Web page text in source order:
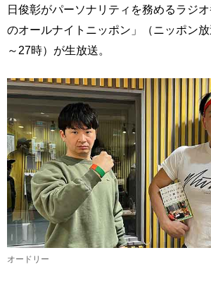
日俊彰がパーソナリティを務めるラジ
のオールナイトニッポン」（ニッポン
～27時）が生放送。
オードリー